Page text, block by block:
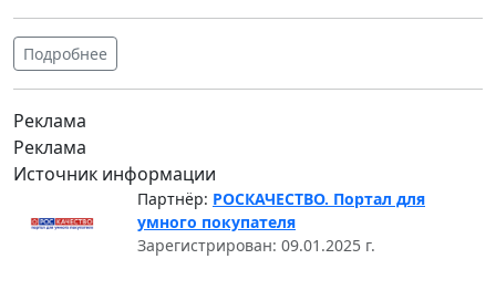
Подробнее
Реклама
Реклама
Источник информации
Партнёр: РОСКАЧЕСТВО. Портал для
умного покупателя
Зарегистрирован: 09.01.2025 г.